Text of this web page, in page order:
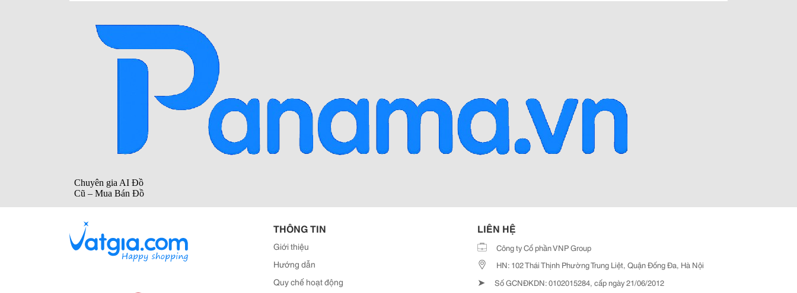
THÔNG TIN
Giới thiệu
Hướng dẫn
Quy chế hoạt động
LIÊN HỆ
Công ty Cổ phần VNP Group
HN: 102 Thái Thịnh Phường Trung Liệt, Quận Đống Đa, Hà Nội
➤ Số GCNĐKDN: 0102015284, cấp ngày 21/06/2012